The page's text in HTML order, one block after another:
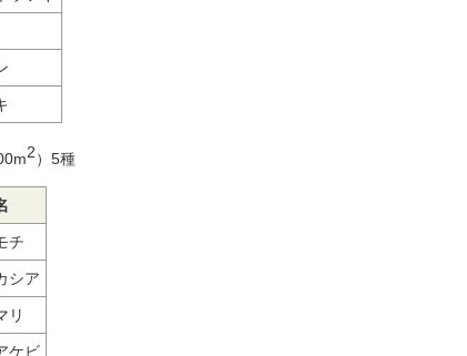
2）5種
チ
シア
リ
ケビ